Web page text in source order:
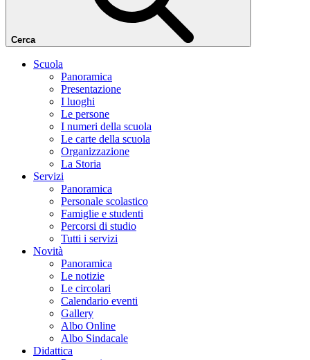
Cerca
Scuola
Panoramica
Presentazione
I luoghi
Le persone
I numeri della scuola
Le carte della scuola
Organizzazione
La Storia
Servizi
Panoramica
Personale scolastico
Famiglie e studenti
Percorsi di studio
Tutti i servizi
Novità
Panoramica
Le notizie
Le circolari
Calendario eventi
Gallery
Albo Online
Albo Sindacale
Didattica